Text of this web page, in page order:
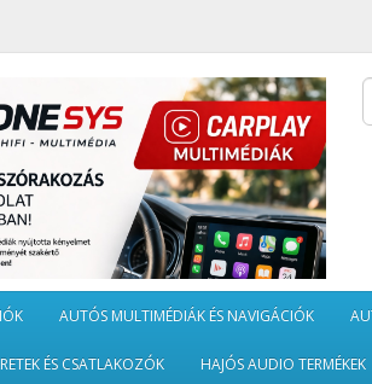
AUTÓS MULTIMÉDIÁK ÉS NAVIGÁCIÓK
ÉS CSATLAKOZÓK HAJÓS AUDIO TERMÉKEK